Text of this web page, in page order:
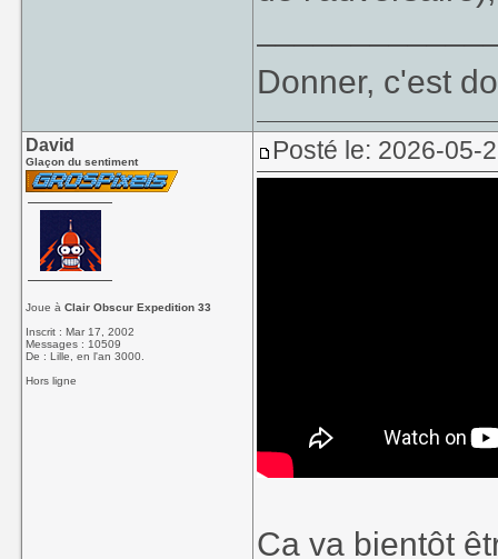
Donner, c'est
David
Glaçon du sentiment
Joue àClair Obscur Expedition 33
Inscrit : Mar 17, 2002
Messages : 10509
De : Lille, en l'an 3000.
Hors ligne
Posté le: 2026-05-
Ca va bientôt